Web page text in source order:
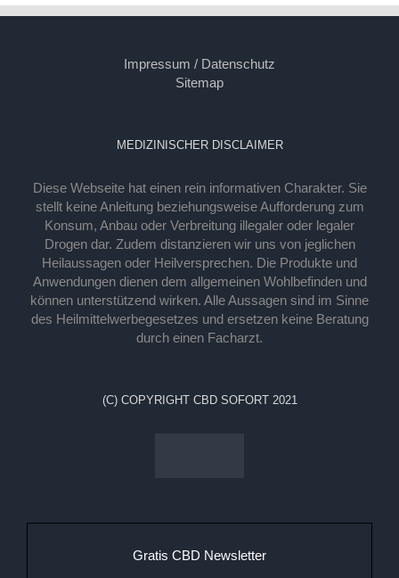
Impressum / Datenschutz
Sitemap
MEDIZINISCHER DISCLAIMER
Diese Webseite hat einen rein informativen Charakter. Sie
stellt keine Anleitung beziehungsweise Aufforderung zum
Konsum, Anbau oder Verbreitung illegaler oder legaler
Drogen dar. Zudem distanzieren wir uns von jeglichen
Heilaussagen oder Heilversprechen. Die Produkte und
Anwendungen dienen dem allgemeinen Wohlbefinden und
können unterstützend wirken. Alle Aussagen sind im Sinne
des Heilmittelwerbegesetzes und ersetzen keine Beratung
durch einen Facharzt.
(C) COPYRIGHT CBD SOFORT 2021
Gratis CBD Newsletter